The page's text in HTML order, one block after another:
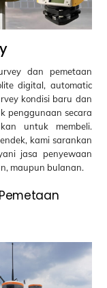
dan pemetaan
digital, automatic
kondisi baru dan
penggunaan secara
untuk membeli.
kami sarankan
jasa penyewaan
maupun bulanan.